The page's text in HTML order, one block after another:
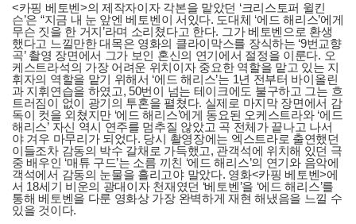
<카핑 베토벤>의 제작자이자 각본을 맡았던 ‘크리스토퍼 윌킨
슨’은 “지금 내 눈 앞엔 베토벤이 서있다. 도대체 ‘에드 해리스’에게
무슨 짓을 한 거지’라며 소리쳤다고 한다. 그가 베토벤으로 환생
했다고 느낄만한 대목은 영화의 클라이막스를 장식하는 ‘9번교향
곡’ 촬영 장면에서 그가 보인 혼신의 연기에서 절정을 이룬다. 오
케스트라석의 가장 어려운 위치이자 중요한 역할을 맡고 있는 지
휘자의 역할을 맡기 위해서 ‘에드 해리스’는 1년 전부터 바이올린
과 지휘연습을 하였고, 50번이 넘는 테이크에도 불구하고 그는 흐
트러짐이 없이 광기의 투혼을 펼쳤다. 실제로 마지막 장면에서 감
독이 컷을 외쳤지만 ‘에드 해리스’에게 동요된 오케스트라와 ‘에드
해리스’ 자신 역시 연주를 멈추질 않았고 곡 전체가 끝나고 나서
야 겨우 마무리가 되었다. 당시 촬영장에는 엑스트라로 출연했던
이들조차 감동의 박수 갈채로 가득했고, 관객석에 위치해 있던 극
중 배우인 ‘매튜 구드’는 소름 끼친 ‘에드 해리스’의 연기와 음악에
객석에서 감동의 눈물을 흘리고야 말았다. 영화<카핑 베토벤>에
서 18세기 비운의 광대이자 천재였던 ‘베토벤’을 ‘에드 해리스’를
통해 베토벤을 다룬 영화상 가장 완벽하게 재현 해냈음을 느낄 수
있을 것이다.